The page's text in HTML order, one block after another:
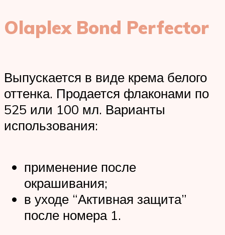
Olaplex Bond Perfector
Выпускается в виде крема белого
оттенка. Продается флаконами по
525 или 100 мл. Варианты
использования:
применение после
окрашивания;
в уходе “Активная защита”
после номера 1.